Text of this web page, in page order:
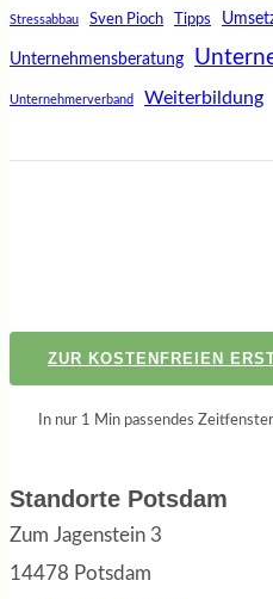
Stressabbau Sven Pioch Tipps
Unternehmensberatung
Unternehmerverband Weiterbildung
ZUR KOSTENFREIEN
In nur 1 Min passendes
Standorte Potsdam
Zum Jagenstein 3
14478 Potsdam